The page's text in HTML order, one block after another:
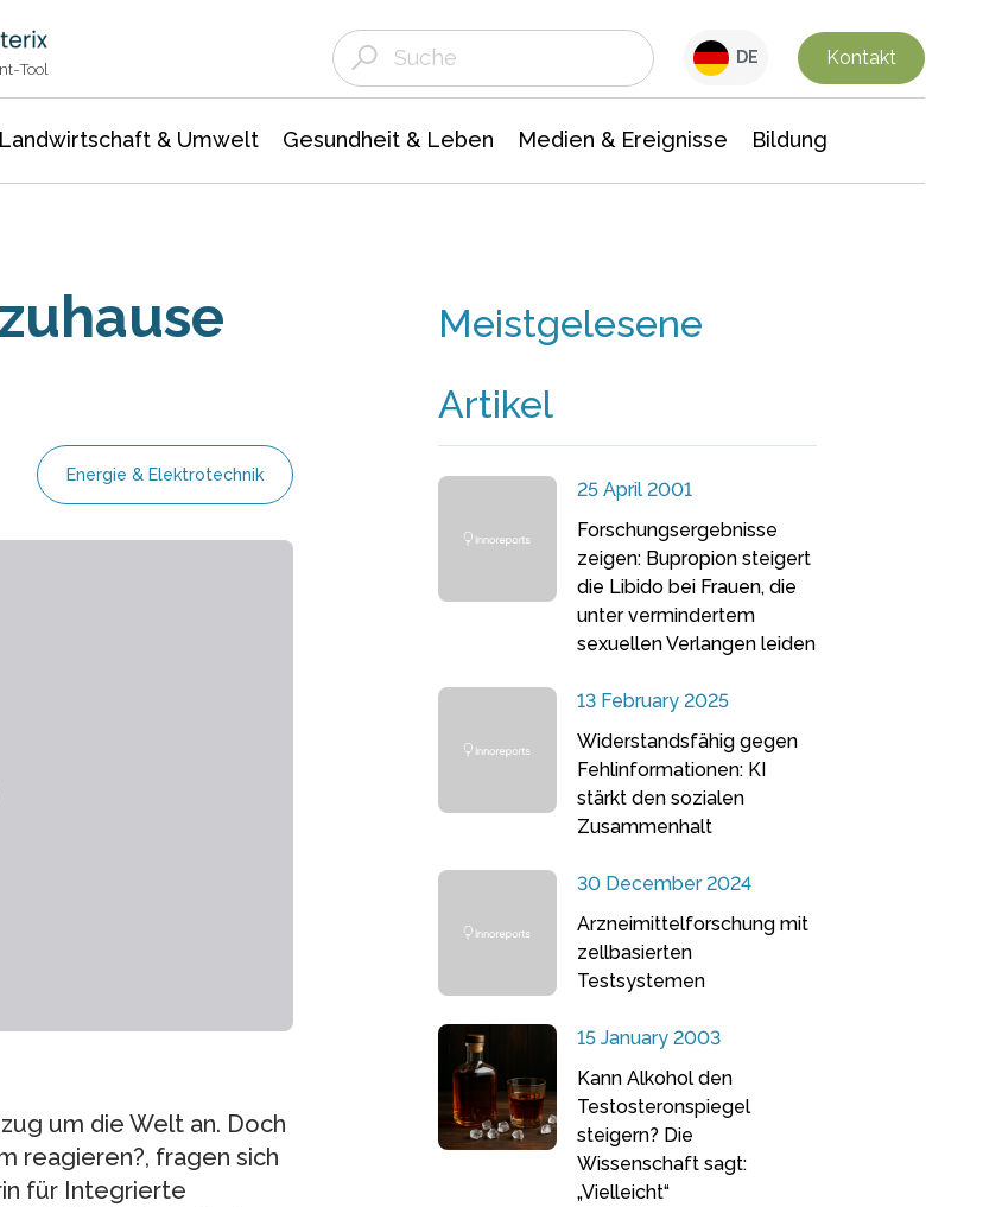
Tool
DE Kontakt
Landwirtschaft & Umwelt Gesundheit & Leben Medien & Ereignisse Bildung
Energie & Elektrotechnik
um die Welt an. Doch
reagieren?, fragen sich
für Integrierte
Meistgelesene
Artikel
25 April 2001
Forschungsergebnisse
zeigen: Bupropion steigert
die Libido bei Frauen, die
unter vermindertem
sexuellen Verlangen leiden
13 February 2025
Widerstandsfähig gegen
Fehlinformationen: KI
stärkt den sozialen
Zusammenhalt
30 December 2024
Arzneimittelforschung mit
zellbasierten
Testsystemen
15 January 2003
Kann Alkohol den
Testosteronspiegel
steigern? Die
Wissenschaft sagt:
„Vielleicht“